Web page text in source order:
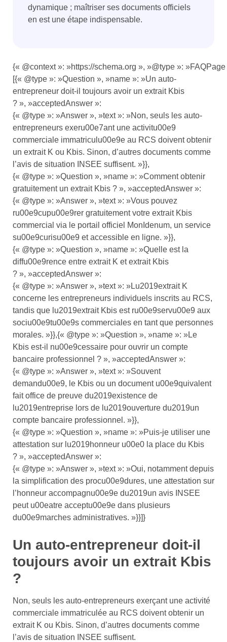
dynamique ; maîtriser ses documents officiels
en est une étape indispensable.
{« @context »: »https://schema.org », »@type »:
[{« @type »: »Question », »name »: »Un auto-
entrepreneur doit-il toujours avoir un extrait Kbis
? », »acceptedAnswer »:
{« @type »: »Answer », »text »: »Non, seuls les auto-
entrepreneurs exeru00e7ant une activitu00e9
commerciale immatriculu00e9e au RCS doivent obtenir
un extrait K ou Kbis. Sinon, d’autres documents comme
l’avis de situation INSEE suffisent. »}},
{« @type »: »Question », »name »: »Comment obtenir
gratuitement un extrait Kbis ? », »acceptedAnswer »:
{« @type »: »Answer », »text »: »Vous pouvez
ru00e9cupu00e9rer gratuitement votre extrait Kbis
commercial via le portail officiel MonIdenum, un service
su00e9curisu00e9 et accessible en ligne. »}},
{« @type »: »Question », »name »: »Quelle est la
diffu00e9rence entre extrait K et extrait Kbis
? », »acceptedAnswer »:
{« @type »: »Answer », »text »: »Lu2019extrait K
concerne les entrepreneurs individuels inscrits au RCS,
tandis que lu2019extrait Kbis est ru00e9servu00e9 aux
sociu00e9tu00e9s commerciales en tant que personnes
morales. »}},{« @type »: »Question », »name »: »Le
Kbis est-il nu00e9cessaire pour ouvrir un compte
bancaire professionnel ? », »acceptedAnswer »:
{« @type »: »Answer », »text »: »Souvent
demandu00e9, le Kbis ou un document u00e9quivalent
fait office de preuve du2019existence de
lu2019entreprise lors de lu2019ouverture du2019un
compte bancaire professionnel. »}},
{« @type »: »Question », »name »: »Puis-je utiliser une
attestation sur lu2019honneur u00e0 la place du Kbis
? », »acceptedAnswer »:
{« @type »: »Answer », »text »: »Oui, notamment depuis
la simplification des procu00e9dures, une attestation sur
l’honneur accompagnu00e9e du2019un avis INSEE
peut u00eatre acceptu00e9e dans plusieurs
du00e9marches administratives. »}}]}
Un auto-entrepreneur doit-il
toujours avoir un extrait Kbis
?
Non, seuls les auto-entrepreneurs exerçant une activité
commerciale immatriculée au RCS doivent obtenir un
extrait K ou Kbis. Sinon, d’autres documents comme
l’avis de situation INSEE suffisent.